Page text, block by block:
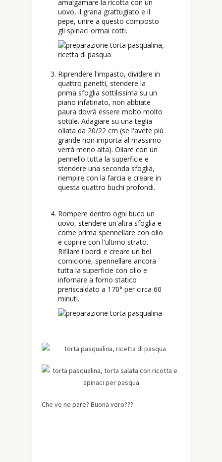
amalgamare la ricotta con un
uovo, il grana grattugiato e il
pepe, unire a questo composto
gli spinaci ormai cotti.
Riprendere l'impasto, dividere in
quattro panetti, stendere la
prima sfoglia sottilissima su un
piano infatinato, non abbiate
paura dovrà essere molto molto
sottile. Adagiare su una teglia
oliata da 20/22 cm (se l'avete più
grande non importa al massimo
verrà meno alta). Oliare con un
pennello tutta la superficie e
stendere una seconda sfoglia,
riempire con la farcia e creare in
questa quattro buchi profondi.
Rompere dentro ogni buco un
uovo, stendere un'altra sfoglia e
come prima spennellare con olio
e coprire con l'ultimo strato.
Rifilare i bordi e creare un bel
cornicione, spennellare ancora
tutta la superficie con olio e
infornare a forno statico
preriscaldato a 170° per circa 60
minuti.
Che ve ne pare? Buona vero???